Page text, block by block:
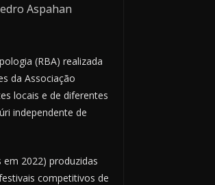
Aspahan
(RBA) realizada
da Associação
locais e de diferentes
independente de
2022) produzidas
competitivos de